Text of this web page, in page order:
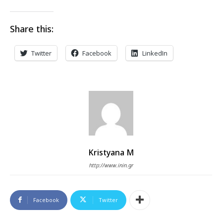
Share this:
Twitter Facebook LinkedIn
Kristyana M
http://www.inin.gr
Facebook Twitter